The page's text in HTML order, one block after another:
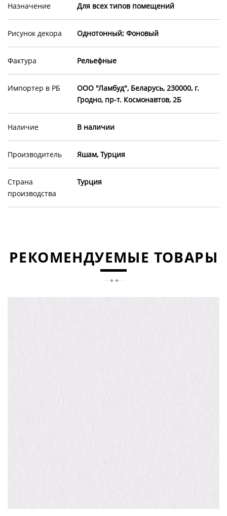
Назначение Для всех типов помещений
Рисунок декора Однотонный; Фоновый
Фактура Рельефные
Импортер в РБ
ООО "Ламбуд", Беларусь, 230000, г.
Гродно, пр-т. Космонавтов, 2Б
Наличие В наличии
Производитель Яшам, Турция
Страна
производства
Турция
РЕКОМЕНДУЕМЫЕ ТОВАРЫ